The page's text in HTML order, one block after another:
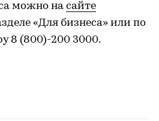
можно на сайте
«Для бизнеса» или по
8 (800)-200 3000.